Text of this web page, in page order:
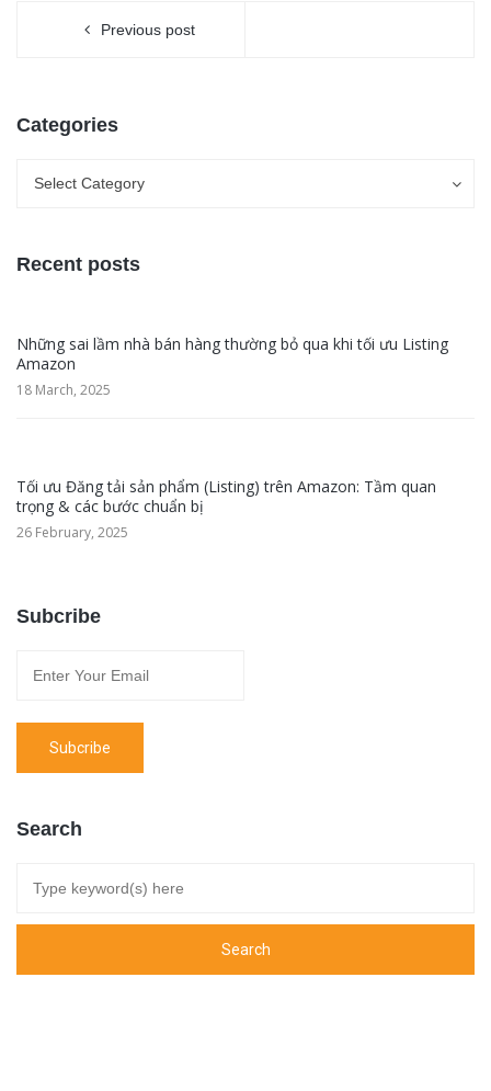
Previous post
Categories
Select Category
Recent posts
Những sai lầm nhà bán hàng thường bỏ qua khi tối ưu Listing
Amazon
18 March, 2025
Tối ưu Đăng tải sản phẩm (Listing) trên Amazon: Tầm quan
trọng & các bước chuẩn bị
26 February, 2025
Subcribe
Search